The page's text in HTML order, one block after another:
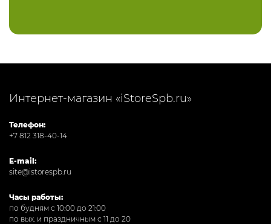
Интернет-магазин «iStoreSpb.ru»
Телефон:
+7 812 318-40-14
E-mail:
site@istorespb.ru
Часы работы:
по будням с 10:00 до 21:00
по вых. и праздничным с 11 до 20